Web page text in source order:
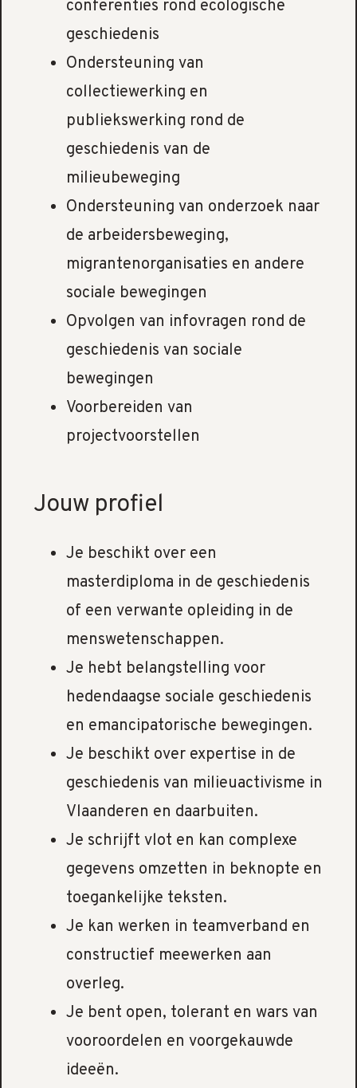
conferenties rond ecologische
geschiedenis
Ondersteuning van
collectiewerking en
publiekswerking rond de
geschiedenis van de
milieubeweging
Ondersteuning van onderzoek naar
de arbeidersbeweging,
migrantenorganisaties en andere
sociale bewegingen
Opvolgen van infovragen rond de
geschiedenis van sociale
bewegingen
Voorbereiden van
projectvoorstellen
Jouw profiel
Je beschikt over een
masterdiploma in de geschiedenis
of een verwante opleiding in de
menswetenschappen.
Je hebt belangstelling voor
hedendaagse sociale geschiedenis
en emancipatorische bewegingen.
Je beschikt over expertise in de
geschiedenis van milieuactivisme in
Vlaanderen en daarbuiten.
Je schrijft vlot en kan complexe
gegevens omzetten in beknopte en
toegankelijke teksten.
Je kan werken in teamverband en
constructief meewerken aan
overleg.
Je bent open, tolerant en wars van
vooroordelen en voorgekauwde
ideeën.